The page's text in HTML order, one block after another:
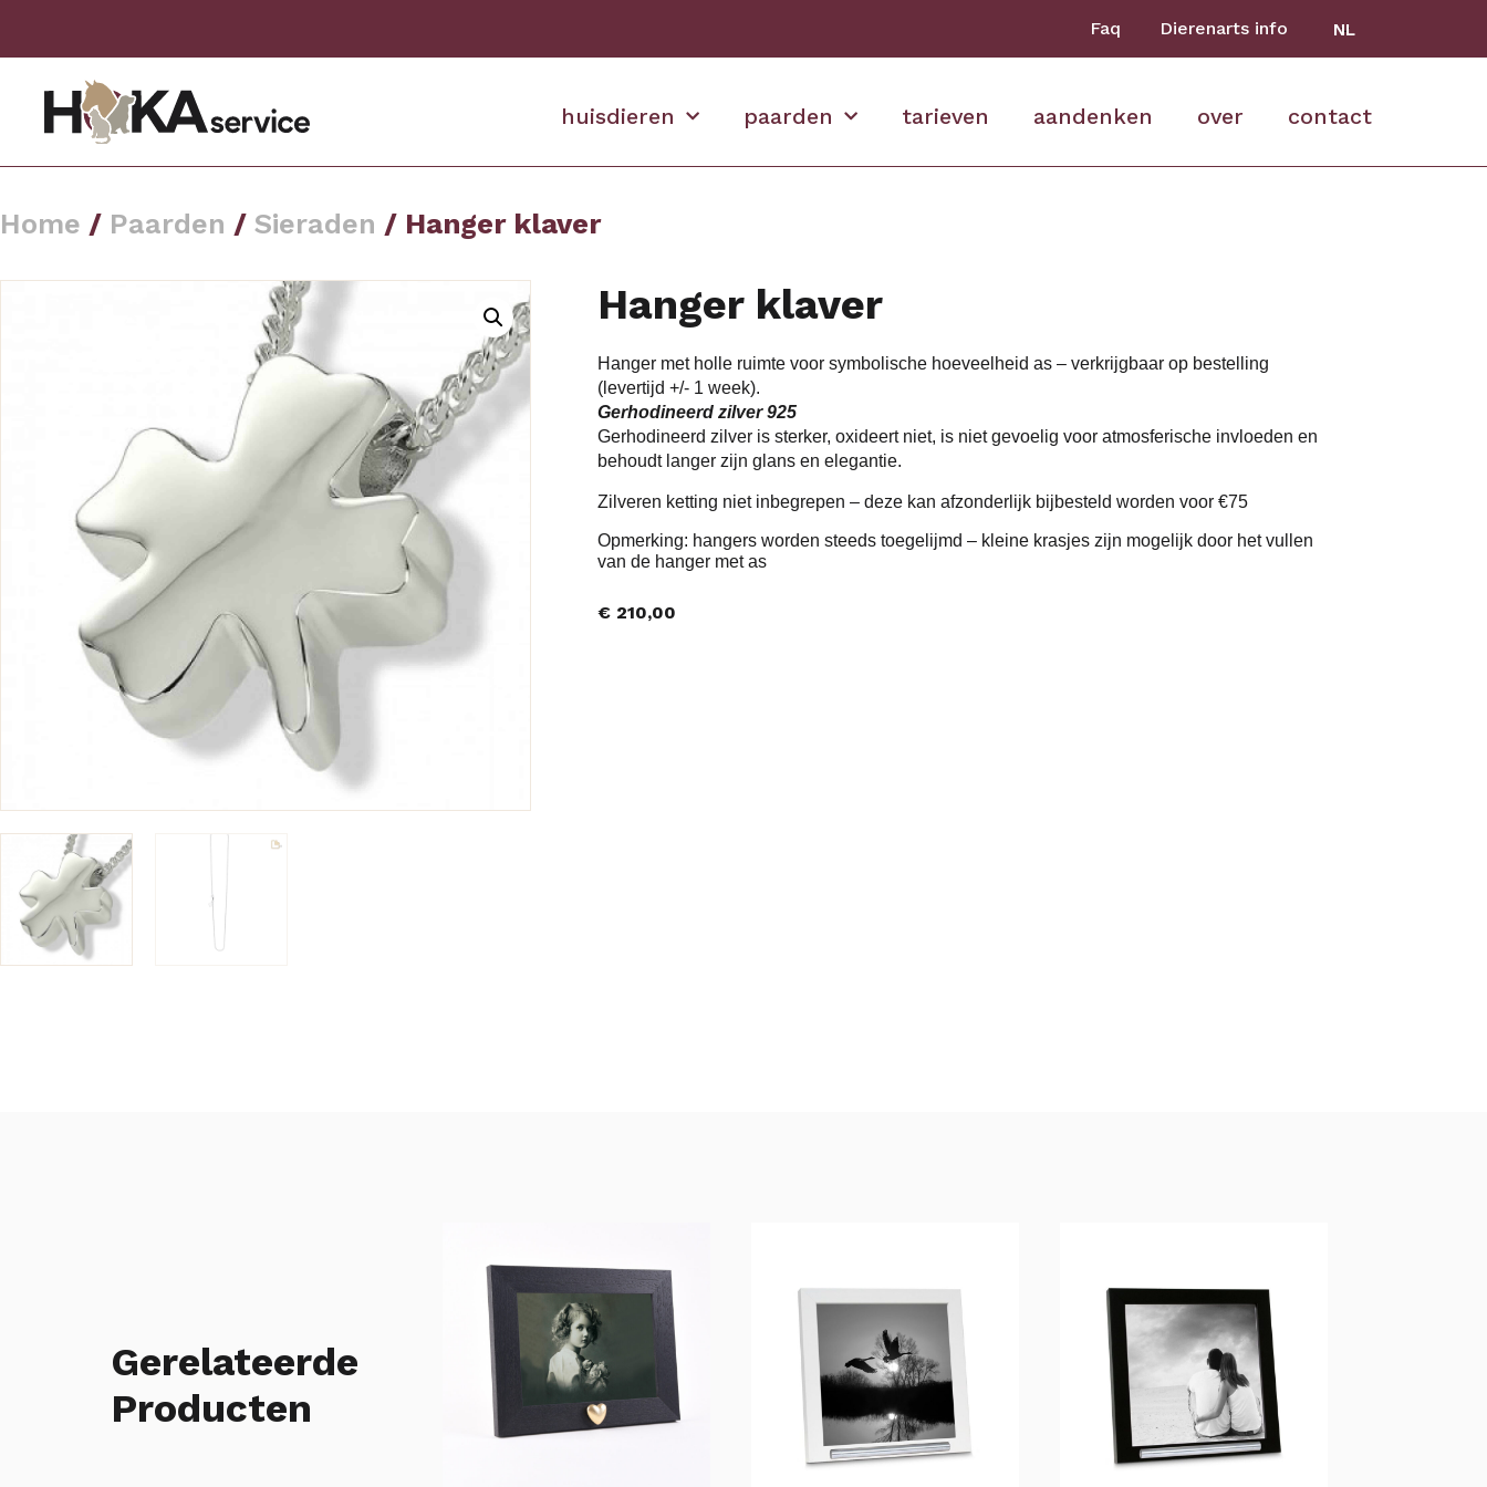
Faq Dierenarts info NL
huisdieren paarden tarieven aandenken over contact
Home / Paarden / Sieraden / Hanger klaver
Hanger klaver
Hanger met holle ruimte voor symbolische hoeveelheid as – verkrijgbaar op bestelling
(levertijd +/- 1 week).
Gerhodineerd zilver 925
Gerhodineerd zilver is sterker, oxideert niet, is niet gevoelig voor atmosferische invloeden en
behoudt langer zijn glans en elegantie.
Zilveren ketting niet inbegrepen – deze kan afzonderlijk bijbesteld worden voor €75
Opmerking: hangers worden steeds toegelijmd – kleine krasjes zijn mogelijk door het vullen
van de hanger met as
€ 210,00
Gerelateerde
Producten